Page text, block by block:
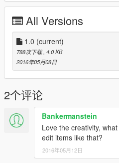
All Versions
1.0 (current)
788次下载, 4.0 KB
2016年05月08日
2个评论
Bankermanstein
Love the creativity,
edit items like that?
2016年05月12日